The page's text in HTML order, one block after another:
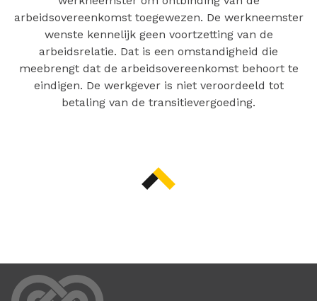
arbeidsovereenkomst toegewezen. De werkneemster
wenste kennelijk geen voortzetting van de
arbeidsrelatie. Dat is een omstandigheid die
meebrengt dat de arbeidsovereenkomst behoort te
eindigen. De werkgever is niet veroordeeld tot
betaling van de transitievergoeding.